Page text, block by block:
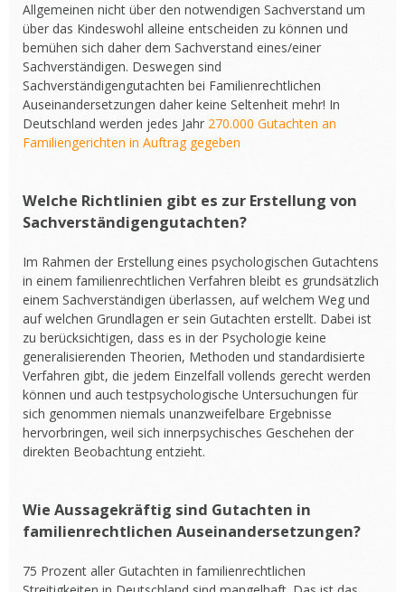
Allgemeinen nicht über den notwendigen Sachverstand um
über das Kindeswohl alleine entscheiden zu können und
bemühen sich daher dem Sachverstand eines/einer
Sachverständigen. Deswegen sind
Sachverständigengutachten bei Familienrechtlichen
Auseinandersetzungen daher keine Seltenheit mehr! In
Deutschland werden jedes Jahr 270.000 Gutachten an
Familiengerichten in Auftrag gegeben
Welche Richtlinien gibt es zur Erstellung von
Sachverständigengutachten?
Im Rahmen der Erstellung eines psychologischen Gutachtens
in einem familienrechtlichen Verfahren bleibt es grundsätzlich
einem Sachverständigen überlassen, auf welchem Weg und
auf welchen Grundlagen er sein Gutachten erstellt. Dabei ist
zu berücksichtigen, dass es in der Psychologie keine
generalisierenden Theorien, Methoden und standardisierte
Verfahren gibt, die jedem Einzelfall vollends gerecht werden
können und auch testpsychologische Untersuchungen für
sich genommen niemals unanzweifelbare Ergebnisse
hervorbringen, weil sich innerpsychisches Geschehen der
direkten Beobachtung entzieht.
Wie Aussagekräftig sind Gutachten in
familienrechtlichen Auseinandersetzungen?
75 Prozent aller Gutachten in familienrechtlichen